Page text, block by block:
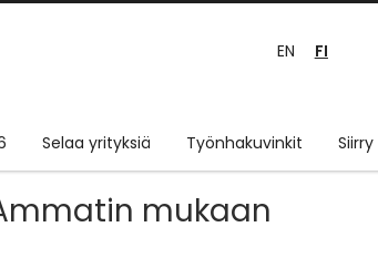
EN FI
Selaa yrityksiä Työnhakuvinkit
mukaan